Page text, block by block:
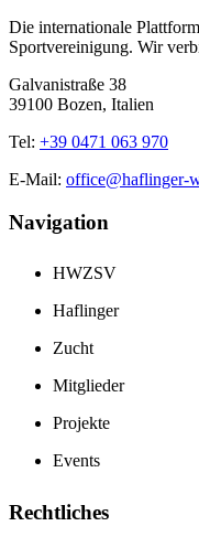
Die internationale
Sportvereinigung. Wir
Galvanistraße 38
39100 Bozen, Italien
Tel: +39 0471 063 970
E-Mail: office@haflinger-
Navigation
HWZSV
Haflinger
Zucht
Mitglieder
Projekte
Events
Rechtliches